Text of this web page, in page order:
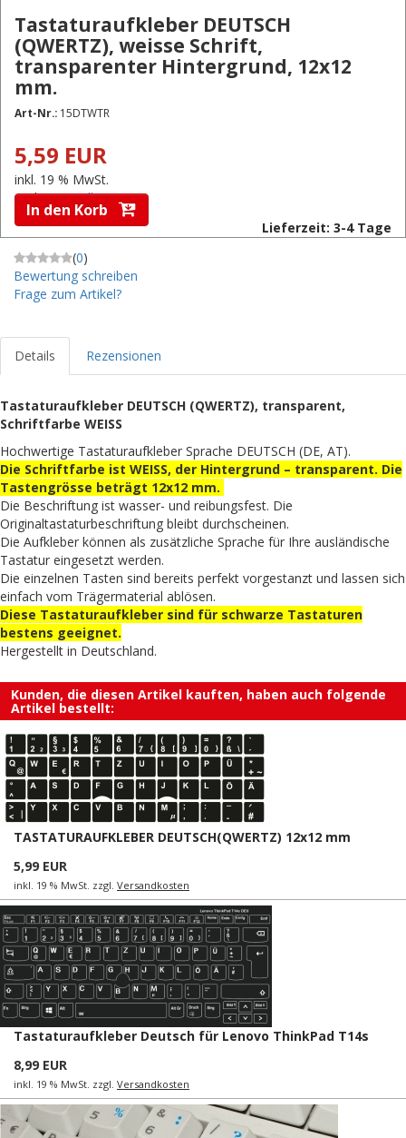
Tastaturaufkleber DEUTSCH
(QWERTZ), weisse Schrift,
transparenter Hintergrund, 12x12
mm.
Art-Nr.: 15DTWTR
5,59 EUR
inkl. 19 % MwSt.
zzgl.Versandkosten
Lieferzeit: 3-4 Tage
In den Korb
(0)
Bewertung schreiben
Frage zum Artikel?
Details Rezensionen
Tastaturaufkleber DEUTSCH (QWERTZ), transparent,
Schriftfarbe WEISS
Hochwertige Tastaturaufkleber Sprache DEUTSCH (DE, AT).
Die Schriftfarbe ist WEISS, der Hintergrund – transparent. Die
Tastengrösse beträgt 12x12 mm.
Die Beschriftung ist wasser- und reibungsfest. Die
Originaltastaturbeschriftung bleibt durchscheinen.
Die Aufkleber können als zusätzliche Sprache für Ihre ausländische
Tastatur eingesetzt werden.
Die einzelnen Tasten sind bereits perfekt vorgestanzt und lassen sich
einfach vom Trägermaterial ablösen.
Diese Tastaturaufkleber sind für schwarze Tastaturen
bestens geeignet.
Hergestellt in Deutschland.
Kunden, die diesen Artikel kauften, haben auch folgende
Artikel bestellt:
TASTATURAUFKLEBER DEUTSCH(QWERTZ) 12x12 mm
5,99 EUR
inkl. 19 % MwSt. zzgl. Versandkosten
Tastaturaufkleber Deutsch für Lenovo ThinkPad T14s
8,99 EUR
inkl. 19 % MwSt. zzgl. Versandkosten